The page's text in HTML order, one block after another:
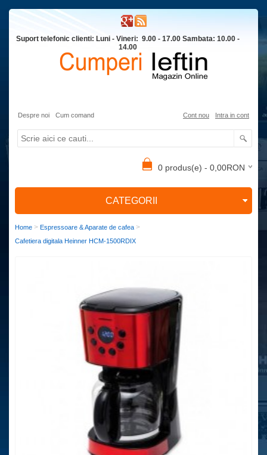
Suport telefonic clienti: Luni - Vineri: 9.00 - 17.00 Sambata: 10.00 -
14.00
Despre noi Cum comand Cont nou Intra in cont
0 produs(e) - 0,00RON
CATEGORII
Home > Espressoare & Aparate de cafea >
Cafetiera digitala Heinner HCM-1500RDIX